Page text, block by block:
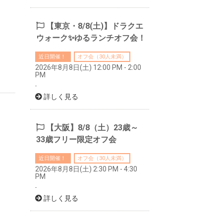
【東京・8/8(土)】ドラクエ
ウォーク✨ゆるランチオフ会！
近日開催！ オフ会（30人未満）
2026年8月8日(土) 12:00 PM - 2:00
PM
-
詳しく見る
【大阪】8/8（土）23歳～
33歳フリー限定オフ会
近日開催！ オフ会（30人未満）
2026年8月8日(土) 2:30 PM - 4:30
PM
-
詳しく見る